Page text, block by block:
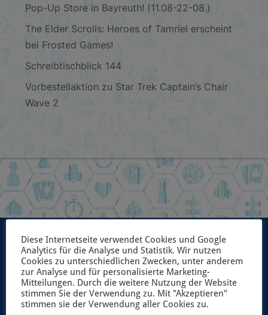
Pop-Up Store in Bayreuth! (11.08-22-08.)
The Elder Scrolls: Heroes of Tamriel erscheint
bei Frosted Games!
Schreibtischblick 144
Vorbestellaktion zu Star Trek Captain’s Chair
Wave 2
UNSER NEWSLETTER
Möchtest du immer als erster über unsere geplanten
Diese Internetseite verwendet Cookies und Google
Analytics für die Analyse und Statistik. Wir nutzen
Cookies zu unterschiedlichen Zwecken, unter anderem
zur Analyse und für personalisierte Marketing-
Mitteilungen. Durch die weitere Nutzung der Website
stimmen Sie der Verwendung zu. Mit "Akzeptieren"
stimmen sie der Verwendung aller Cookies zu.